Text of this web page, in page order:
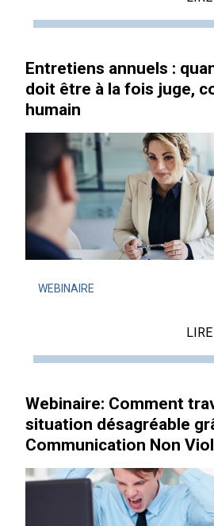
Entretiens annuels :
doit être à la fois juge,
humain
WEBINAIRE
Webinaire: Comment
situation désagréable
Communication Non